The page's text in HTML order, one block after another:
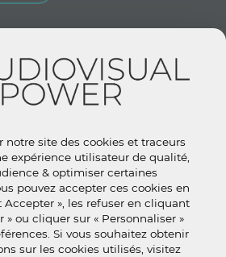
events.com
events.com
notre site des cookies et traceurs
expérience utilisateur de qualité,
& optimiser certaines
pouvez accepter ces cookies en
Accepter », les refuser en cliquant
» ou cliquer sur « Personnaliser »
Si vous souhaitez obtenir
sur les cookies utilisés, visitez